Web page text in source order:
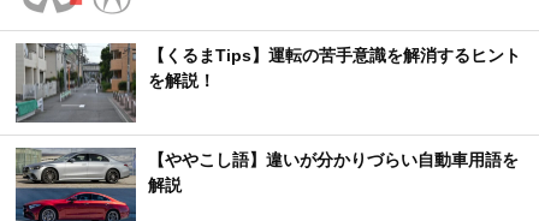
【くるまTips】運転の苦手意識を解消するヒント
を解説！
【ややこし語】違いが分かりづらい自動車用語を
解説